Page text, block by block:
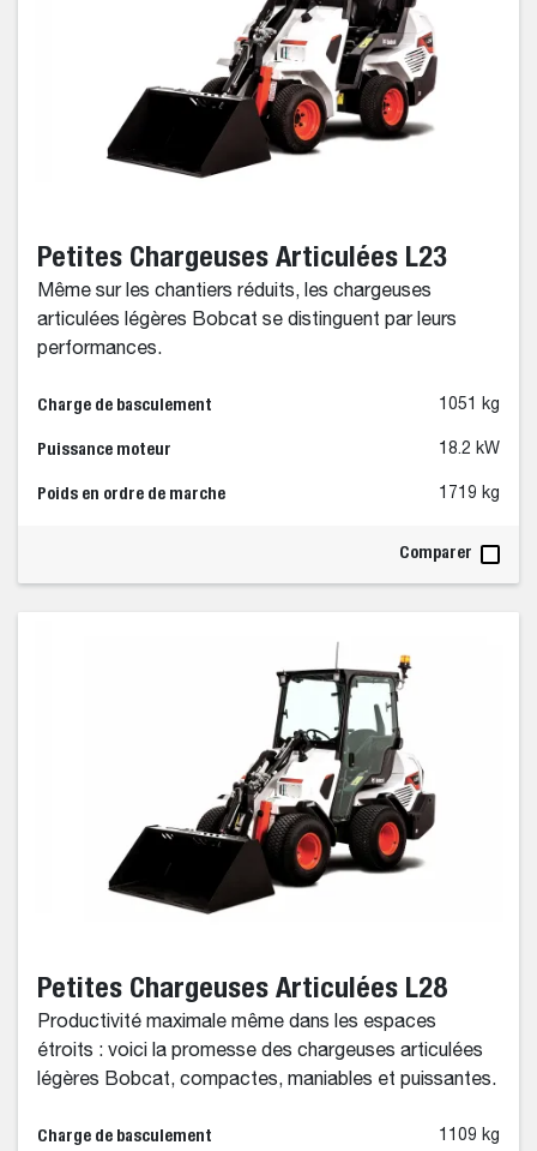
Petites Chargeuses Articulées L23
Même sur les chantiers réduits, les chargeuses
articulées légères Bobcat se distinguent par leurs
performances.
Charge de basculement 1051 kg
Puissance moteur 18.2 kW
Poids en ordre de marche 1719 kg
Comparer
Petites Chargeuses Articulées L28
Productivité maximale même dans les espaces
étroits : voici la promesse des chargeuses articulées
légères Bobcat, compactes, maniables et puissantes.
Charge de basculement 1109 kg